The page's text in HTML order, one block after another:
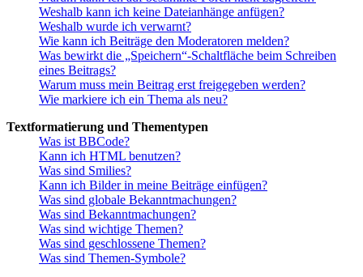
Weshalb kann ich keine Dateianhänge anfügen?
Weshalb wurde ich verwarnt?
Wie kann ich Beiträge den Moderatoren melden?
Was bewirkt die „Speichern“-Schaltfläche beim Schreiben
eines Beitrags?
Warum muss mein Beitrag erst freigegeben werden?
Wie markiere ich ein Thema als neu?
Textformatierung und Thementypen
Was ist BBCode?
Kann ich HTML benutzen?
Was sind Smilies?
Kann ich Bilder in meine Beiträge einfügen?
Was sind globale Bekanntmachungen?
Was sind Bekanntmachungen?
Was sind wichtige Themen?
Was sind geschlossene Themen?
Was sind Themen-Symbole?